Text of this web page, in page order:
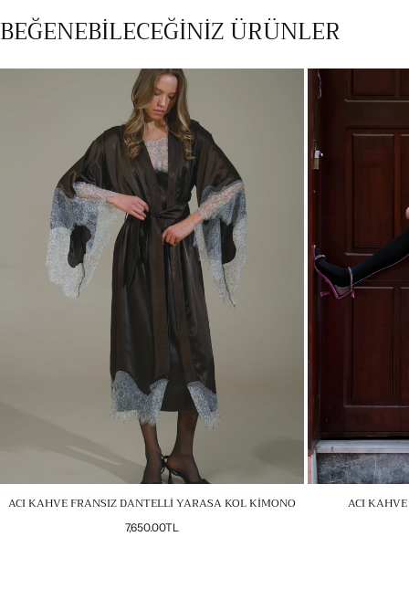
modalda
BEĞENEBİLECEĞİNİZ ÜRÜNLER
ACI KAHVE FRANSIZ DANTELLİ YARASA KOL KİMONO
Normal
7,650.00TL
ACI